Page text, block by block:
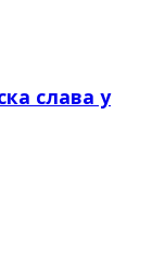
слава у